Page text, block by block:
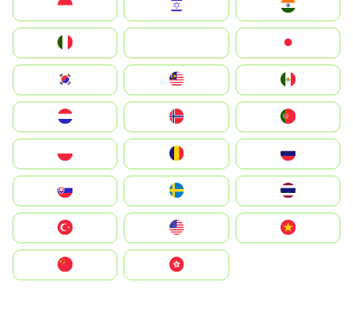
South Korea
United States
中國香港特別行政區